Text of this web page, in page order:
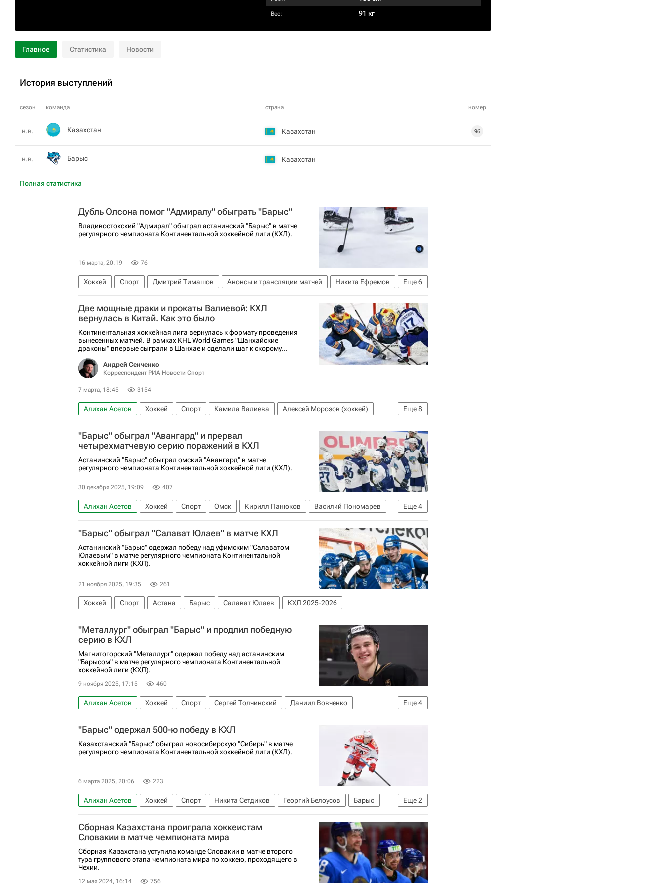
Вес: 91 кг
Главное Статистика Новости
История выступлений
сезон команда страна номер
Полная статистика
н.в. Казахстан Казахстан 96
н.в. Барыс Казахстан
Дубль Олсона помог "Адмиралу" обыграть "Барыс"
Владивостокский "Адмирал" обыграл астанинский "Барыс" в матче
регулярного чемпионата Континентальной хоккейной лиги (КХЛ).
16 марта, 20:19 76
Еще6
Хоккей Спорт Дмитрий Тимашов Анонсы и трансляции матчей
Никита Ефремов
Никита Сошников
ХК Динамо (Москва) КХЛ 2025-2026 Барыс
Тайс Томпсон
Адмирал
Две мощные драки и прокаты Валиевой: КХЛ
вернулась в Китай. Как это было
Континентальная хоккейная лига вернулась к формату проведения
вынесенных матчей. В рамках KHL World Games "Шанхайские
драконы" впервые сыграли в Шанхае и сделали шаг к скорому...
Андрей Сенченко
Корреспондент РИА Новости Спорт
7 марта, 18:45 3154
Еще8
Алихан Асетов Хоккей Спорт Камила Валиева
Алексей Морозов (хоккей)
Александр Овечкин
Энди Андреофф Шанхайские драконы Сибирь
Барыс
КХЛ 2025-2026
Национальная хоккейная лига (НХЛ)
"Барыс" обыграл "Авангард" и прервал
четырехматчевую серию поражений в КХЛ
Астанинский "Барыс" обыграл омский "Авангард" в матче
регулярного чемпионата Континентальной хоккейной лиги (КХЛ).
30 декабря 2025, 19:09 407
Еще4
Алихан Асетов Хоккей Спорт Омск Кирилл Панюков
Василий Пономарев
Барыс
Авангард Торпедо КХЛ 2025-2026
"Барыс" обыграл "Салават Юлаев" в матче КХЛ
Астанинский "Барыс" одержал победу над уфимским "Салаватом
Юлаевым" в матче регулярного чемпионата Континентальной
хоккейной лиги (КХЛ).
21 ноября 2025, 19:35 261
Хоккей Спорт Астана Барыс Салават Юлаев КХЛ 2025-2026
"Металлург" обыграл "Барыс" и продлил победную
серию в КХЛ
Магнитогорский "Металлург" одержал победу над астанинским
"Барысом" в матче регулярного чемпионата Континентальной
хоккейной лиги (КХЛ).
9 ноября 2025, 17:15 460
Еще4
Алихан Асетов Хоккей Спорт Сергей Толчинский
Даниил Вовченко
Металлург (Магнитогорск)
Барыс Лада КХЛ 2025-2026
"Барыс" одержал 500-ю победу в КХЛ
Казахстанский "Барыс" обыграл новосибирскую "Сибирь" в матче
регулярного чемпионата Континентальной хоккейной лиги (КХЛ).
6 марта 2025, 20:06 223
Еще2
Алихан Асетов Хоккей Спорт Никита Сетдиков Георгий Белоусов
Барыс
Сибирь
КХЛ 2025-2026
Сборная Казахстана проиграла хоккеистам
Словакии в матче чемпионата мира
Сборная Казахстана уступила команде Словакии в матче второго
тура группового этапа чемпионата мира по хоккею, проходящего в
Чехии.
12 мая 2024, 16:14 756